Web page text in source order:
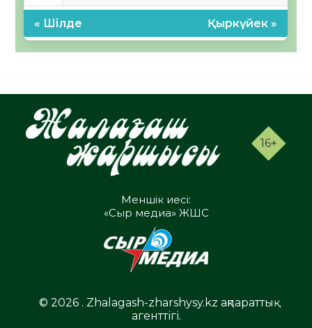
« Шілде Қыркүйек »
16+
Меншік иесі:
«Сыр медиа» ЖШС
© 2026 . Zhalagash-zharshysy.kz ақпараттық
агенттігі.